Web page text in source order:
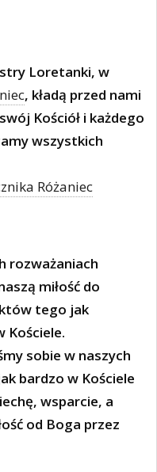
Loretanki, w
, kładą przed nami
Kościół i każdego
wszystkich
Różaniec
rozważaniach
miłość do
tego jak
Kościele.
sobie w naszych
bardzo w Kościele
wsparcie, a
od Boga przez